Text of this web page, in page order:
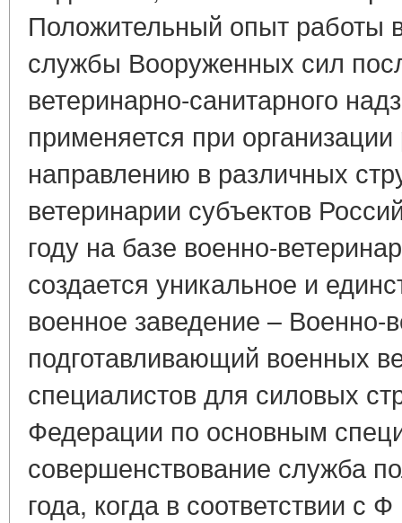
Положительный опыт работы
службы Вооруженных сил
ветеринарно-санитарного
применяется при
направлению в различных
ветеринарии субъектов
году на базе военно-
создается уникальное и
военное заведение – Военно-
подготавливающий военных
специалистов для силовых
Федерации по основным
совершенствование служба
года, когда в соответствии с